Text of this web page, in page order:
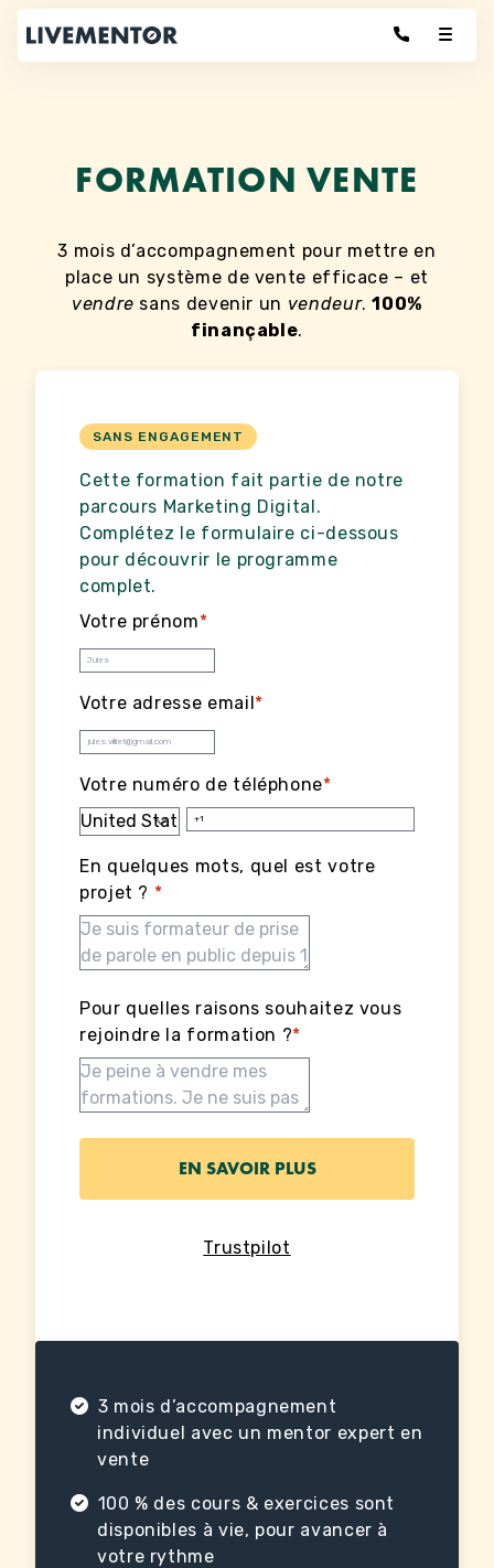
Aller
contenu
FORMATION VENTE
3 mois d’accompagnement pour mettre en
place un système de vente efficace – et
vendre sans devenir un vendeur.100%
finançable.
3 mois d’accompagnement
individuel avec un mentor expert en
vente
100 % des cours & exercices sont
disponibles à vie, pour avancer à
votre rythme
SANS ENGAGEMENT
Cette formation fait partie de notre
parcours Marketing Digital.
Complétez le formulaire ci-dessous
pour découvrir le programme
complet.
Votre prénom*
Votre adresse email*
Votre numéro de téléphone*
En quelques mots, quel est votre
projet ? *
Pour quelles raisons souhaitez vous
rejoindre la formation ?*
Trustpilot